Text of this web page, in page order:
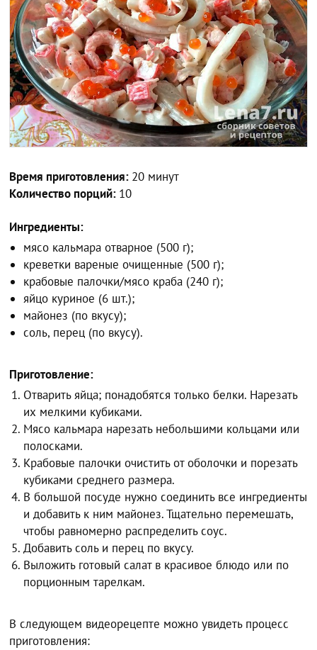
Время приготовления: 20 минут
Количество порций: 10
Ингредиенты:
мясо кальмара отварное (500 г);
креветки вареные очищенные (500 г);
крабовые палочки/мясо краба (240 г);
яйцо куриное (6 шт.);
майонез (по вкусу);
соль, перец (по вкусу).
Приготовление:
Отварить яйца; понадобятся только белки. Нарезать
их мелкими кубиками.
Мясо кальмара нарезать небольшими кольцами или
полосками.
Крабовые палочки очистить от оболочки и порезать
кубиками среднего размера.
В большой посуде нужно соединить все ингредиенты
и добавить к ним майонез. Тщательно перемешать,
чтобы равномерно распределить соус.
Добавить соль и перец по вкусу.
Выложить готовый салат в красивое блюдо или по
порционным тарелкам.
В следующем видеорецепте можно увидеть процесс
приготовления: